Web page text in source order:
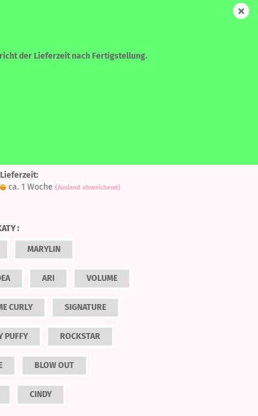
0,00 EUR
der Lieferzeit nach Fertigstellung.
den
Lieferzeit:
ca. 1 Woche (Ausland abweichend)
:
MARYLIN
ARI VOLUME
CURLY SIGNATURE
PUFFY ROCKSTAR
BLOW OUT
CINDY